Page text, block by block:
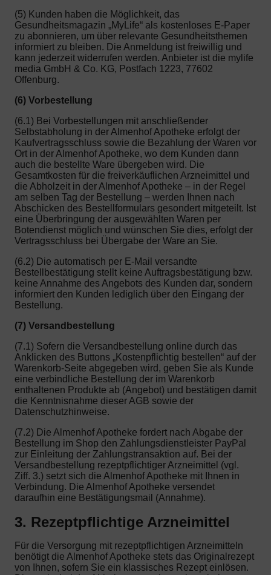
(5) Kunden haben die Möglichkeit, das
Gesundheitsmagazin „MyLife“ als kostenloses E-Paper
zu abonnieren, um über relevante Gesundheitsthemen
informiert zu bleiben. Die Anmeldung ist freiwillig und
kann jederzeit widerrufen werden. Anbieter ist die mylife
media GmbH & Co. KG, Postfach 1223, 77602
Offenburg.
(6) Vorbestellung
(6.1) Bei Vorbestellungen mit anschließender
Selbstabholung in der Almenhof Apotheke erfolgt der
Kaufvertragsschluss sowie die Bezahlung der Waren vor
Ort in der Almenhof Apotheke, wo dem Kunden dann
auch die bestellte Ware übergeben wird. Die
Gesamtkosten für die freiverkäuflichen Arzneimittel und
die Abholzeit in der Almenhof Apotheke – in der Regel
am selben Tag der Bestellung – werden Ihnen nach
Abschicken des Bestellformulars gesondert mitgeteilt. Ist
eine Überbringung der ausgewählten Waren per
Botendienst möglich und wünschen Sie dies, erfolgt der
Vertragsschluss bei Übergabe der Ware an Sie.
(6.2) Die automatisch per E-Mail versandte
Bestellbestätigung stellt keine Auftragsbestätigung bzw.
keine Annahme des Angebots des Kunden dar, sondern
informiert den Kunden lediglich über den Eingang der
Bestellung.
(7) Versandbestellung
(7.1) Sofern die Versandbestellung online durch das
Anklicken des Buttons „Kostenpflichtig bestellen“ auf der
Warenkorb-Seite abgegeben wird, geben Sie als Kunde
eine verbindliche Bestellung der im Warenkorb
enthaltenen Produkte ab (Angebot) und bestätigen damit
die Kenntnisnahme dieser AGB sowie der
Datenschutzhinweise.
(7.2) Die Almenhof Apotheke fordert nach Abgabe der
Bestellung im Shop den Zahlungsdienstleister PayPal
zur Einleitung der Zahlungstransaktion auf. Bei der
Versandbestellung rezeptpflichtiger Arzneimittel (vgl.
Ziff. 3.) setzt sich die Almenhof Apotheke mit Ihnen in
Verbindung. Die Almenhof Apotheke versendet
daraufhin eine Bestätigungsmail (Annahme).
3. Rezeptpflichtige Arzneimittel
Für die Versorgung mit rezeptpflichtigen Arzneimitteln
benötigt die Almenhof Apotheke stets das Originalrezept
von Ihnen, sofern Sie ein klassisches Rezept einlösen.